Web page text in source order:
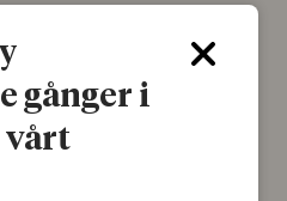
tror vissa på rysk
gånger i
vårt